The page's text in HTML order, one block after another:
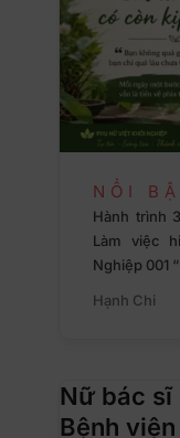
NỔI
Hành trình
Làm việc
Nghiệp 001
Hạnh Chi
Nữ bác
Bệnh